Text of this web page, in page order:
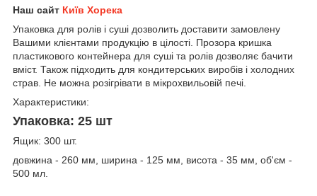
Наш сайт Київ Хорека
Упаковка для ролів і суші дозволить доставити замовлену
Вашими клієнтами продукцію в цілості. Прозора кришка
пластикового контейнера для суші та ролів дозволяє бачити
вміст. Також підходить для кондитерських виробів і холодних
страв. Не можна розігрівати в мікрохвильовій печі.
Характеристики:
Упаковка: 25 шт
Ящик: 300 шт.
довжина - 260 мм, ширина - 125 мм, висота - 35 мм, об'єм -
500 мл.